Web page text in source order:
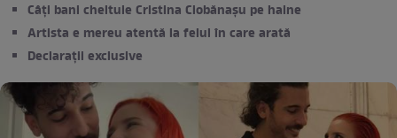
Câți bani cheltuie Cristina Ciobănașu pe haine
Artista e mereu atentă la felul în care arată
Declarații exclusive